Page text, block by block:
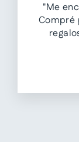
"Me
Compré